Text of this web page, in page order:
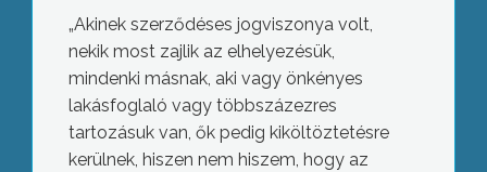
„Akinek szerződéses jogviszonya volt,
nekik most zajlik az elhelyezésük,
mindenki másnak, aki vagy önkényes
lakásfoglaló vagy többszázezres
tartozásuk van, ők pedig kiköltöztetésre
kerülnek, hiszen nem hiszem, hogy az